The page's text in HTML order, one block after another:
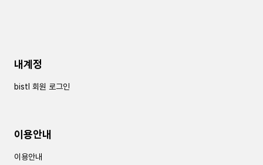
내계정
bistl 회원 로그인
이용안내
이용안내